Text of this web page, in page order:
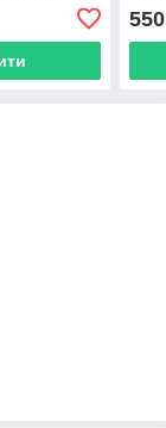
550